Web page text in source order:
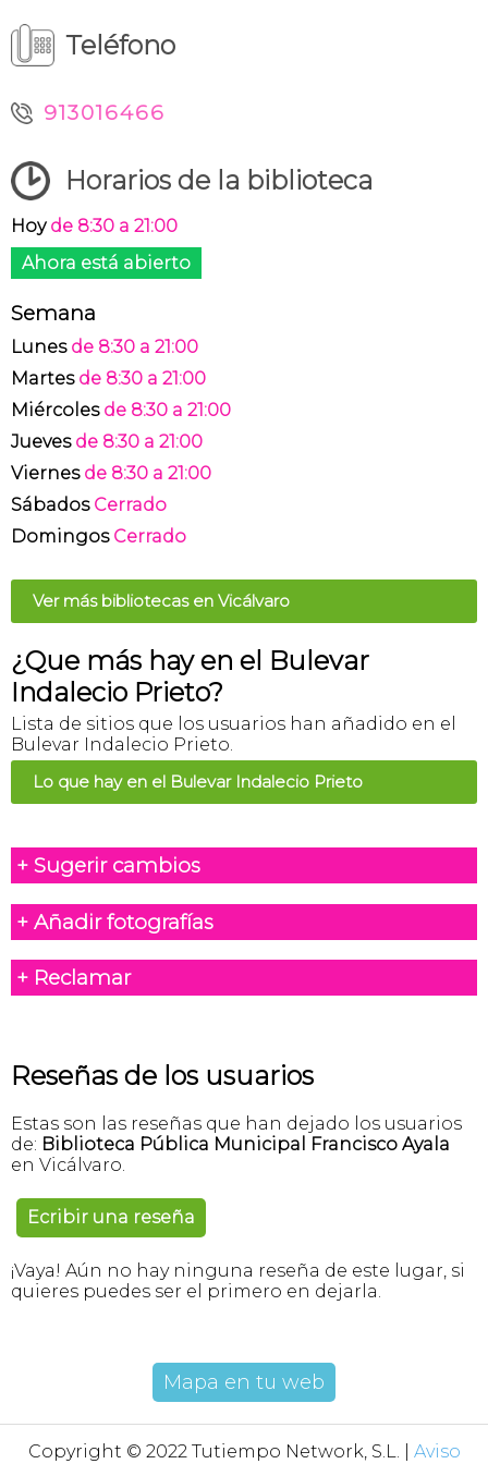
Teléfono
913016466
Horarios de la biblioteca
Hoy de 8:30 a 21:00
Ahora está abierto
Semana
Lunes de 8:30 a 21:00
Martes de 8:30 a 21:00
Miércoles de 8:30 a 21:00
Jueves de 8:30 a 21:00
Viernes de 8:30 a 21:00
Sábados Cerrado
Domingos Cerrado
Ver más bibliotecas en Vicálvaro
¿Que más hay en el Bulevar
Indalecio Prieto?
Lista de sitios que los usuarios han añadido en el
Bulevar Indalecio Prieto.
Lo que hay en el Bulevar Indalecio Prieto
+ Sugerir cambios
+ Añadir fotografías
+ Reclamar
Reseñas de los usuarios
Estas son las reseñas que han dejado los usuarios
de: Biblioteca Pública Municipal Francisco Ayala
en Vicálvaro.
Ecribir una reseña
¡Vaya! Aún no hay ninguna reseña de este lugar, si
quieres puedes ser el primero en dejarla.
Mapa en tu web
Copyright © 2022 Tutiempo Network, S.L. | Aviso